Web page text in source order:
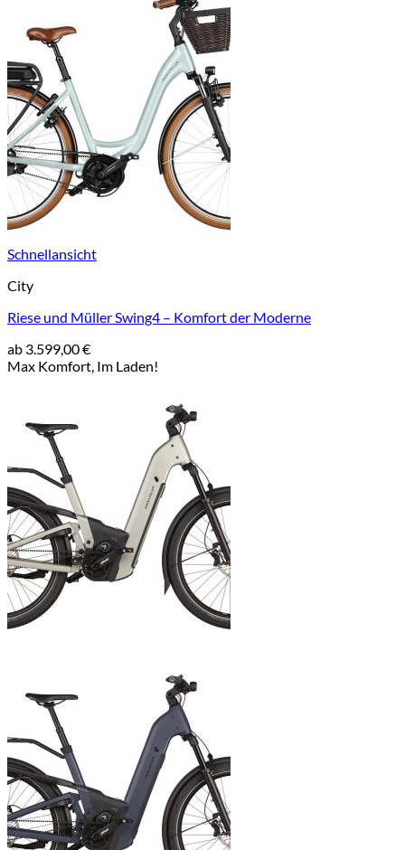
Schnellansicht
City
Riese und Müller Swing4 – Komfort der Moderne
ab 3.599,00€
Max Komfort, Im Laden!